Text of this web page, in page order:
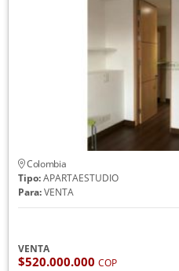
Colombia
Tipo:APARTAESTUDIO
Para:VENTA
VENTA
$520.000.000 COP